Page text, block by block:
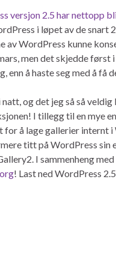
versjon 2.5 har nettopp
i løpet av de snart
WordPress kunne
men det skjedde først
enn å haste seg med å få
og det jeg så så
I tillegg til en mye
for å lage gallerier
titt på WordPress sin
I sammenheng
! Last ned WordPress 2.5